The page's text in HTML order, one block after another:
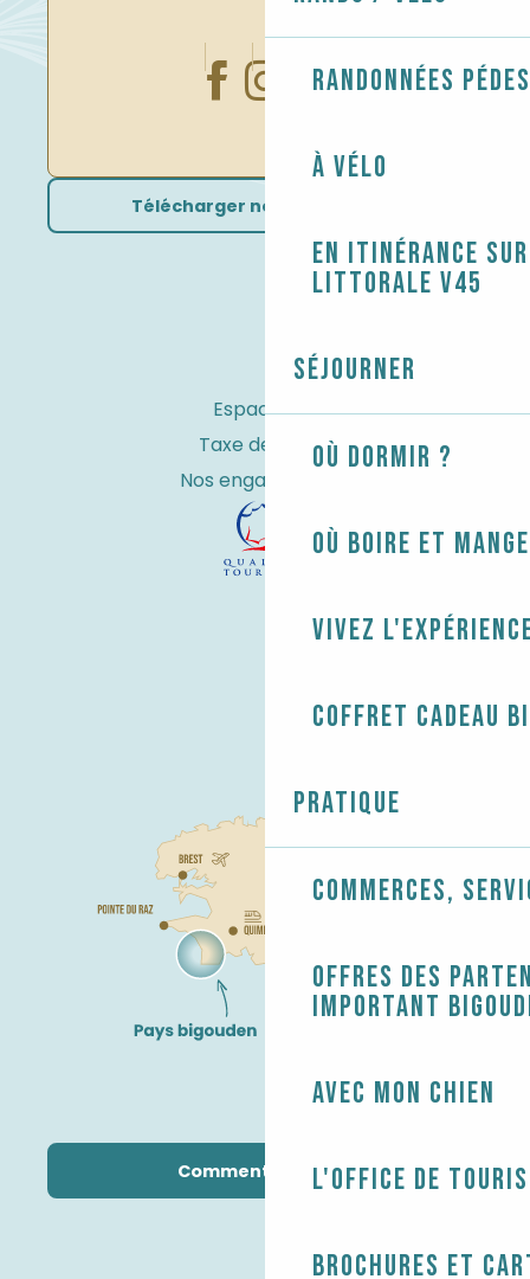
Randonnées
À vélo
En itinérance
littorale V45
Séjourner
Où dormir ?
Où boire et
Vivez
Coffret cadeau
Pratique
Commerces,
Offres des
Important
Avec mon chien
L'Office de
Brochures et
Télécharger nos brochures
Espace Pro
Taxe de séjour
Nos engagements
Comment venir ?